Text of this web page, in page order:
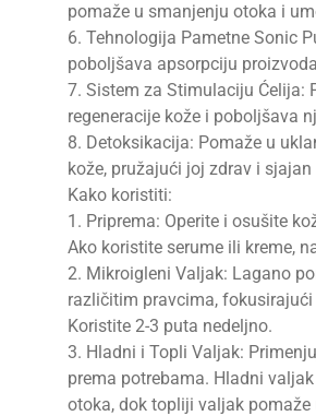
pomaže u smanjenju otoka i
6. Tehnologija Pametne Sonic
poboljšava apsorpciju
7. Sistem za Stimulaciju Ćelija:
regeneracije kože i poboljšava
8. Detoksikacija: Pomaže u
kože, pružajući joj zdrav i sjajan
Kako koristiti:
1. Priprema: Operite i osušite
Ako koristite serume ili kreme,
2. Mikroigleni Valjak: Lagano
različitim pravcima,
Koristite 2-3 puta nedeljno.
3. Hladni i Topli Valjak:
prema potrebama. Hladni
otoka, dok topliji valjak